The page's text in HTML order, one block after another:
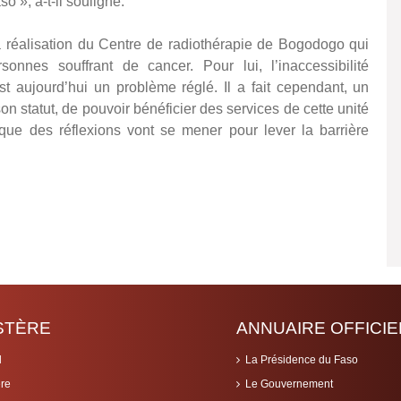
du Centre de radiothérapie de Bogodogo qui
souffrant de cancer. Pour lui, l’inaccessibilité
aujourd’hui un problème réglé. Il a fait cependant, un
statut, de pouvoir bénéficier des services de cette unité
des réflexions vont se mener pour lever la barrière
ANNUAIRE
La Présidence du Faso
Le Gouvernement